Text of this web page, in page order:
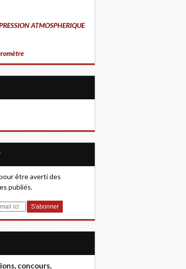
ATMOSPHERIQUE
être averti des
publiés.
concours,